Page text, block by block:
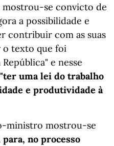
se convicto de
a possibilidade e
contribuir com as suas
o texto que foi
e nesse
"ter uma lei do trabalho
e produtividade à
ministro mostrou-se
no processo